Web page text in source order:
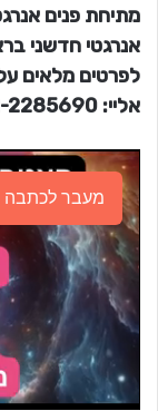
מתיחת פנים
אנרגטי חדשני
לפרטים מלאים
אליי: 2285690
מעבר לכתבה